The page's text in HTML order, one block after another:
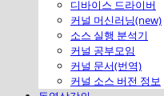
디바이스 드라이버
커널 머신러닝(new)
소스 실행 분석기
커널 공부모임
커널 문서(번역)
커널 소스 버전 정보